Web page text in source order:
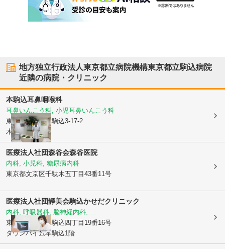
地方独立行政法人東京都立病院機構東京都立駒込病院
近隣の病院・クリニック
本駒込耳鼻咽喉科
耳鼻いんこう科, 小児耳鼻いんこう科
東京都文京区本駒込3-17-2
木村ビル2F
医療法人社団森谷会森谷医院
内科, 小児科, 糖尿病内科
東京都文京区千駄木五丁目43番11号
医療法人社団靜美会駒込かせだクリニック
内科, 呼吸器科, 脳神経内科, ...
東京都文京区本駒込四丁目19番16号
タウンハイム本駒込1階